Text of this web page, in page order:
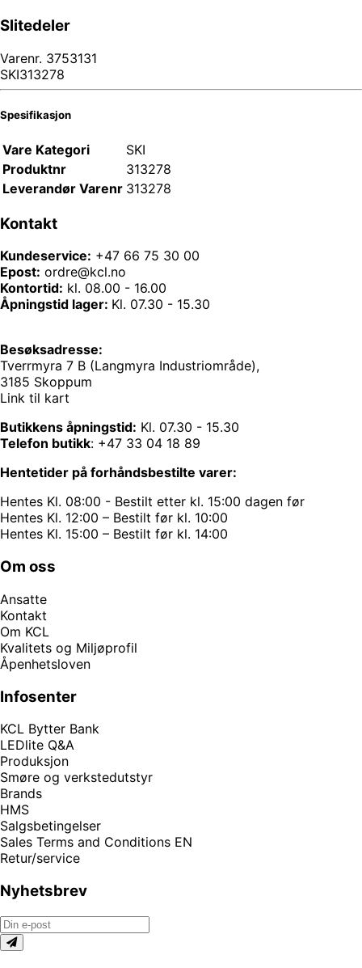
Slitedeler
Varenr. 3753131
SKI313278
Spesifikasjon
Vare Kategori
SKI
Produktnr
313278
Leverandør Varenr 313278
Kontakt
Kundeservice: +47 66 75 30 00
Epost: ordre@kcl.no
Kontortid: kl. 08.00 - 16.00
Åpningstid lager: Kl. 07.30 - 15.30
Besøksadresse:
Tverrmyra 7 B (Langmyra Industriområde),
3185 Skoppum
Link til kart
Butikkens åpningstid: Kl. 07.30 - 15.30
Telefon butikk: +47 33 04 18 89
Hentetider på forhåndsbestilte varer:
Hentes Kl. 08:00 - Bestilt etter kl. 15:00 dagen før
Hentes Kl. 12:00 – Bestilt før kl. 10:00
Hentes Kl. 15:00 – Bestilt før kl. 14:00
Om oss
Ansatte
Kontakt
Om KCL
Kvalitets og Miljøprofil
Åpenhetsloven
Infosenter
KCL Bytter Bank
LEDlite Q&A
Produksjon
Smøre og verkstedutstyr
Brands
HMS
Salgsbetingelser
Sales Terms and Conditions EN
Retur/service
Nyhetsbrev